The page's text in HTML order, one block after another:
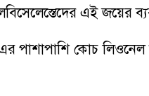
এই
পাশাপাশি কোচ লিওনেল